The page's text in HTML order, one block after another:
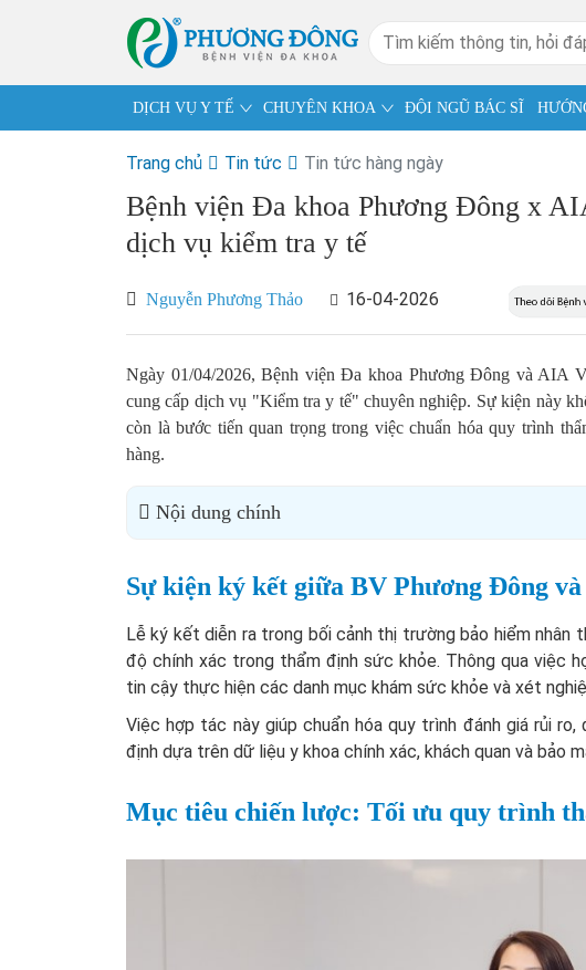
DỊCH VỤ Y TẾ CHUYÊN KHOA ĐỘI NGŨ BÁC SĨ
Trang chủ Tin tức Tin tức hàng ngày
Bệnh viện Đa khoa Phương Đông x
dịch vụ kiểm tra y tế
Nguyễn Phương Thảo 16-04-2026
Ngày 01/04/2026, Bệnh viện Đa khoa Phương Đông và AIA
cung cấp dịch vụ "Kiểm tra y tế" chuyên nghiệp. Sự kiện này
còn là bước tiến quan trọng trong việc chuẩn hóa quy trình
hàng.
Nội dung chính
Sự kiện ký kết giữa BV Phương Đông
Lễ ký kết diễn ra trong bối cảnh thị trường bảo hiểm nhân
độ chính xác trong thẩm định sức khỏe. Thông qua việc
tin cậy thực hiện các danh mục khám sức khỏe và xét
Việc hợp tác này giúp chuẩn hóa quy trình đánh giá rủi
định dựa trên dữ liệu y khoa chính xác, khách quan và bảo
Mục tiêu chiến lược: Tối ưu quy trình